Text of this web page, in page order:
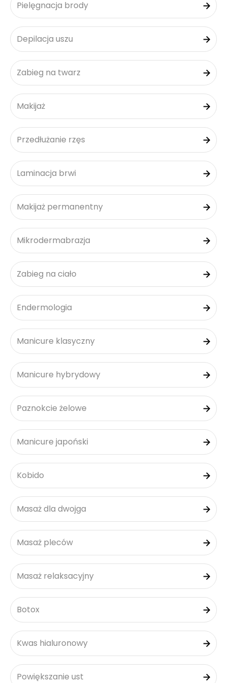
Pielęgnacja brody
Depilacja uszu
Zabieg na twarz
Makijaż
Przedłużanie rzęs
Laminacja brwi
Makijaż permanentny
Mikrodermabrazja
Zabieg na ciało
Endermologia
Manicure klasyczny
Manicure hybrydowy
Paznokcie żelowe
Manicure japoński
Kobido
Masaż dla dwojga
Masaż pleców
Masaż relaksacyjny
Botox
Kwas hialuronowy
Powiększanie ust